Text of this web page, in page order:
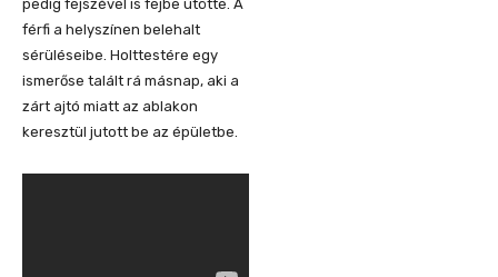
pedig fejszével is fejbe ütötte. A
férfi a helyszínen belehalt
sérüléseibe. Holttestére egy
ismerőse talált rá másnap, aki a
zárt ajtó miatt az ablakon
keresztül jutott be az épületbe.